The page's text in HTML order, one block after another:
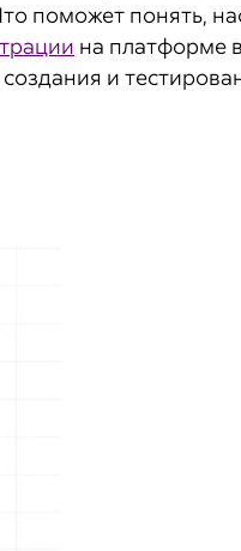
поможет понять,
на платформе
и